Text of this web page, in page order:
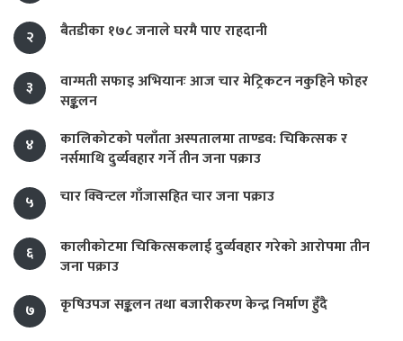
२ बैतडीका १७८ जनाले घरमै पाए राहदानी
३
वाग्मती सफाइ अभियानः आज चार मेट्रिकटन नकुहिने फोहर
सङ्कलन
४
कालिकोटको पलाँता अस्पतालमा ताण्डव: चिकित्सक र
नर्समाथि दुर्व्यवहार गर्ने तीन जना पक्राउ
५
चार क्विन्टल गाँजासहित चार जना पक्राउ
६
कालीकोटमा चिकित्सकलाई दुर्व्यवहार गरेको आरोपमा तीन
जना पक्राउ
७
कृषिउपज सङ्कलन तथा बजारीकरण केन्द्र निर्माण हुँदै